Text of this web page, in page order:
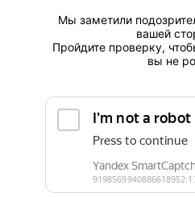
Мы заметили
вашей
Пройдите проверку,
вы не